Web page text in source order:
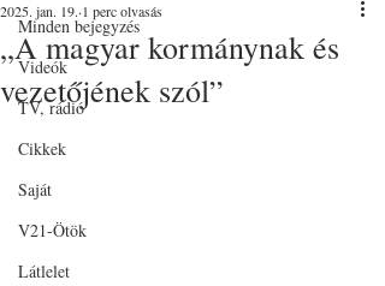
Minden bejegyzés
Videók
TV, rádió
Cikkek
Saját
V21-Ötök
Látlelet
„A magyar kormánynak és
vezetőjének szól”
2025. jan. 19. 1 perc olvasás